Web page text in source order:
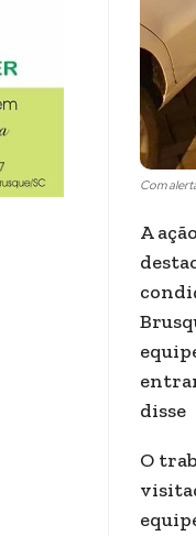
Com
A
disse
O